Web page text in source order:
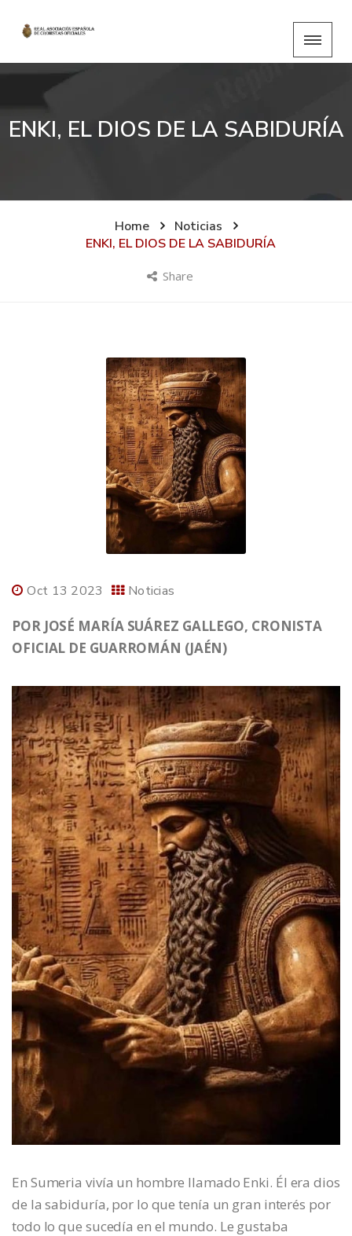
ENKI, EL DIOS DE LA SABIDURÍA
Home
Noticias
ENKI, EL DIOS DE LA SABIDURÍA
Share
Oct 13 2023 Noticias
POR JOSÉ MARÍA SUÁREZ GALLEGO, CRONISTA
OFICIAL DE GUARROMÁN (JAÉN)
En Sumeria vivía un hombre llamado Enki. Él era dios
de la sabiduría, por lo que tenía un gran interés por
todo lo que sucedía en el mundo. Le gustaba